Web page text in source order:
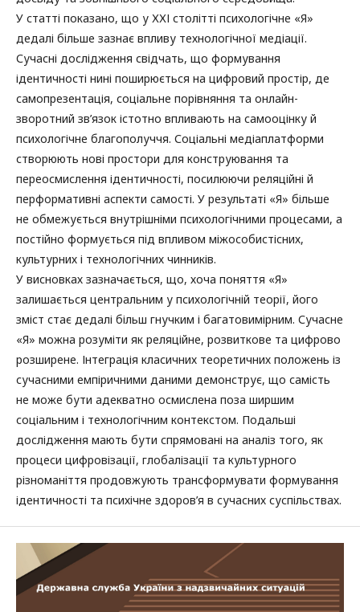
У статті показано, що у ХХІ столітті психологічне «Я»
дедалі більше зазнає впливу технологічної медіації.
Сучасні дослідження свідчать, що формування
ідентичності нині поширюється на цифровий простір, де
самопрезентація, соціальне порівняння та онлайн-
зворотний зв’язок істотно впливають на самооцінку й
психологічне благополуччя. Соціальні медіаплатформи
створюють нові простори для конструювання та
переосмислення ідентичності, посилюючи реляційні й
перформативні аспекти самості. У результаті «Я» більше
не обмежується внутрішніми психологічними процесами, а
постійно формується під впливом міжособистісних,
культурних і технологічних чинників.
У висновках зазначається, що, хоча поняття «Я»
залишається центральним у психологічній теорії, його
зміст стає дедалі більш гнучким і багатовимірним. Сучасне
«Я» можна розуміти як реляційне, розвиткове та цифрово
розширене. Інтеграція класичних теоретичних положень із
сучасними емпіричними даними демонструє, що самість
не може бути адекватно осмислена поза ширшим
соціальним і технологічним контекстом. Подальші
дослідження мають бути спрямовані на аналіз того, як
процеси цифровізації, глобалізації та культурного
різноманіття продовжують трансформувати формування
ідентичності та психічне здоров’я в сучасних суспільствах.